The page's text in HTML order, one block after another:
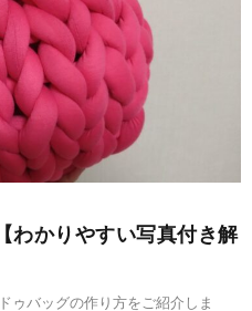
わかりやすい写真付き解
ゥバッグの作り方をご紹介しま